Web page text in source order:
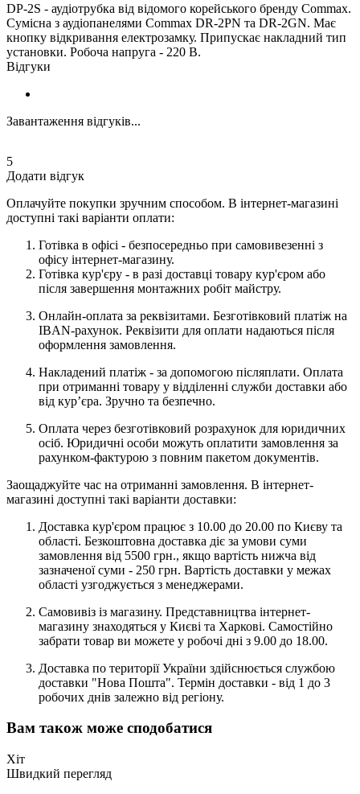
DP-2S - аудіотрубка від відомого корейського бренду Commax.
Сумісна з аудіопанелями Commax DR-2PN та DR-2GN. Має
кнопку відкривання електрозамку. Припускає накладний тип
установки. Робоча напруга - 220 В.
Відгуки
Завантаження відгуків...
5
Додати відгук
Оплачуйте покупки зручним способом. В інтернет-магазині
доступні такі варіанти оплати:
Готівка в офісі - безпосередньо при самовивезенні з
офісу інтернет-магазину.
Готівка кур'єру - в разі доставці товару кур'єром або
після завершення монтажних робіт майстру.
Онлайн-оплата за реквізитами. Безготівковий платіж на
IBAN-рахунок. Реквізити для оплати надаються після
оформлення замовлення.
Накладений платіж - за допомогою післяплати. Оплата
при отриманні товару у відділенні служби доставки або
від кур’єра. Зручно та безпечно.
Оплата через безготівковий розрахунок для юридичних
осіб. Юридичні особи можуть оплатити замовлення за
рахунком-фактурою з повним пакетом документів.
Заощаджуйте час на отриманні замовлення. В інтернет-
магазині доступні такі варіанти доставки:
Доставка кур'єром працює з 10.00 до 20.00 по Києву та
області. Безкоштовна доставка діє за умови суми
замовлення від 5500 грн., якщо вартість нижча від
зазначеної суми - 250 грн. Вартість доставки у межах
області узгоджується з менеджерами.
Самовивіз із магазину. Представництва інтернет-
магазину знаходяться у Києві та Харкові. Самостійно
забрати товар ви можете у робочі дні з 9.00 до 18.00.
Доставка по території України здійснюється службою
доставки "Нова Пошта". Термін доставки - від 1 до 3
робочих днів залежно від регіону.
Вам також може сподобатися
Хіт
Швидкий перегляд